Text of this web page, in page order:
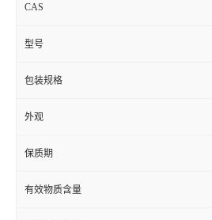
CAS
型号
包装规格
外观
保质期
有效物质含量